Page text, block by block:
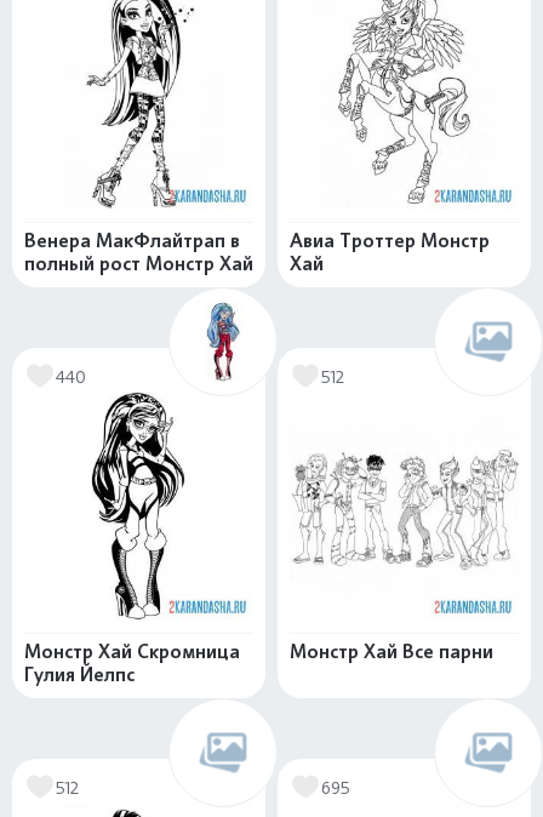
Венера МакФлайтрап в
полный рост Монстр Хай
Авиа Троттер Монстр
Хай
440
Монстр Хай Скромница
Гулия Йелпс
512
Монстр Хай Все парни
512 695